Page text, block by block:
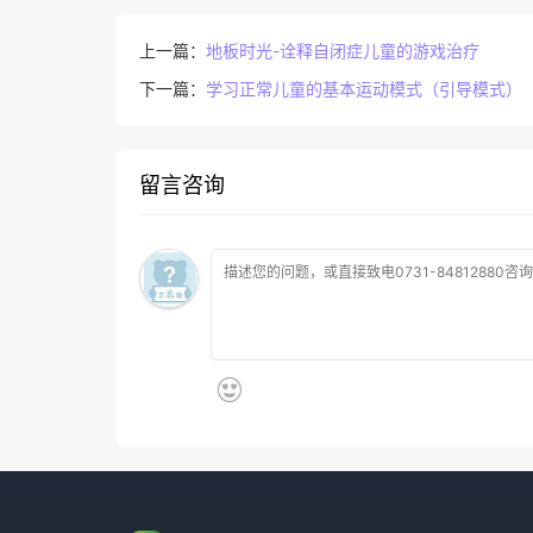
上一篇： 地板时光-诠释自闭症儿童的游戏治疗
下一篇： 学习正常儿童的基本运动模式（引导模式）
留言咨询